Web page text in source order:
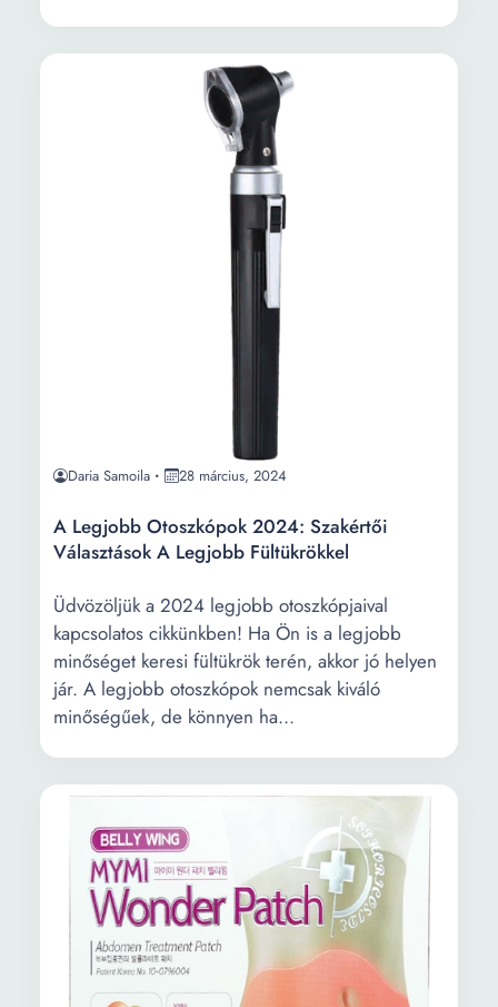
Daria Samoila 28 március, 2024
A Legjobb Otoszkópok 2024: Szakértői
Választások A Legjobb Fültükrökkel
Üdvözöljük a 2024 legjobb otoszkópjaival
kapcsolatos cikkünkben! Ha Ön is a legjobb
minőséget keresi fültükrök terén, akkor jó helyen
jár. A legjobb otoszkópok nemcsak kiváló
minőségűek, de könnyen ha...